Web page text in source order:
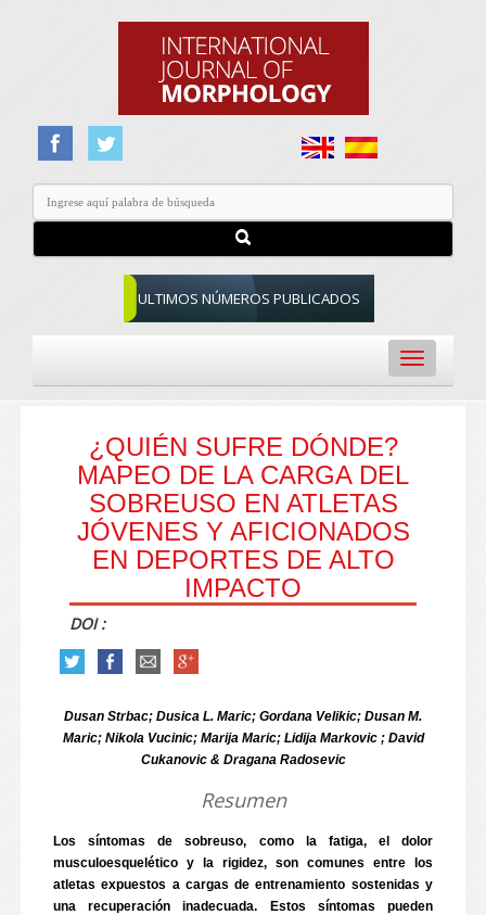
ULTIMOS NÚMEROS PUBLICADOS
Toggle
navigation
¿QUIÉN SUFRE DÓNDE?
MAPEO DE LA CARGA DEL
SOBREUSO EN ATLETAS
JÓVENES Y AFICIONADOS
EN DEPORTES DE ALTO
IMPACTO
DOI :
Dusan Strbac; Dusica L. Maric; Gordana Velikic; Dusan M.
Maric; Nikola Vucinic; Marija Maric; Lidija Markovic ; David
Cukanovic & Dragana Radosevic
Resumen
Los síntomas de sobreuso, como la fatiga, el dolor
musculoesquelético y la rigidez, son comunes entre los
atletas expuestos a cargas de entrenamiento sostenidas y
una recuperación inadecuada. Estos síntomas pueden